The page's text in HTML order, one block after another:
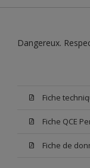
Dangereux.
Fiche
Fiche QCE